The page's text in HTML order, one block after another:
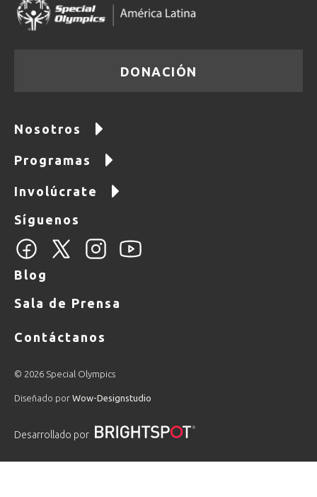
DONACIÓN
Nosotros
Programas
Involúcrate
Síguenos
Blog
Sala de Prensa
Contáctanos
© 2026 Special Olympics
Diseñado por Wow-Designstudio
Desarrollado por